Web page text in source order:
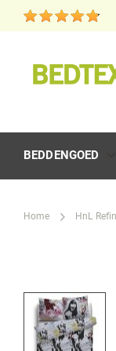
BEDDENGOED
Home HnL
Skip
the
end